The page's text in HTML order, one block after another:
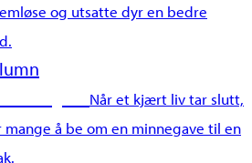
og utsatte dyr en bedre
Når et kjært liv tar slutt,
mange å be om en minnegave til en